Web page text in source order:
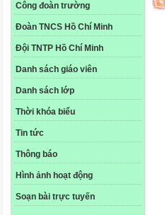
Công đoàn trường
Đoàn TNCS Hồ Chí Minh
Đội TNTP Hồ Chí Minh
Danh sách giáo viên
Danh sách lớp
Thời khóa biểu
Tin tức
Thông báo
Hình ảnh hoạt động
Soạn bài trực tuyến